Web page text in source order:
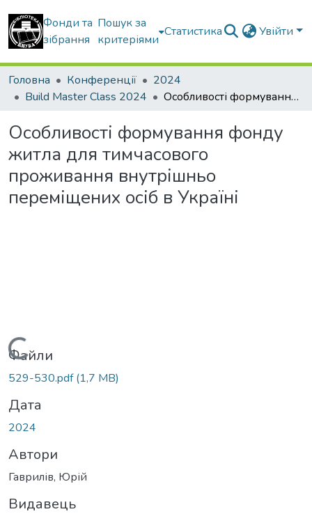
Фонди та
зібрання
Пошук за
критеріями
Статистика Увійти
Головна Конференції
2024
Build Master Class 2024
Особливості формування фонду житла для тимчасового проживання внутрішньо переміщених осіб в Україні
Особливості формування фонду
житла для тимчасового
проживання внутрішньо
переміщених осіб в Україні
Вантажиться...
Файли
529-530.pdf(1,7 MB)
Дата
2024
Автори
Гаврилів, Юрій
Видавець